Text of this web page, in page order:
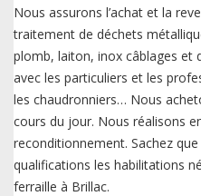
Nous assurons l’achat et la
traitement de déchets
plomb, laiton, inox câblages et
avec les particuliers et les
les chaudronniers… Nous
cours du jour. Nous réalisons
reconditionnement. Sachez
qualifications les habilitations
ferraille à Brillac.